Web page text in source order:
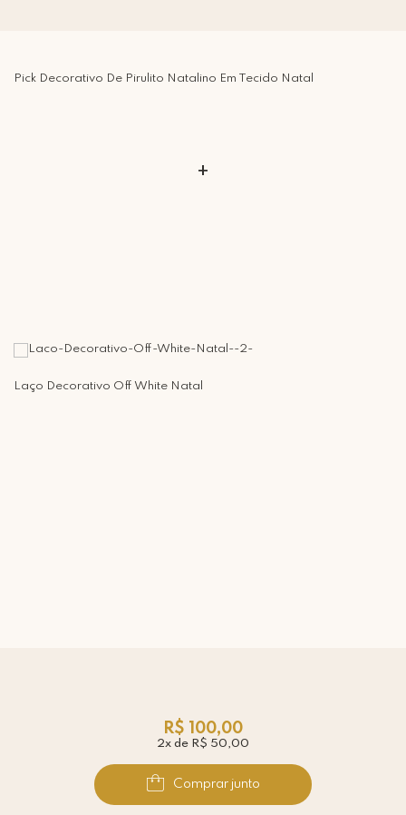
Pick Decorativo De Pirulito Natalino Em Tecido Natal
+
Laço Decorativo Off White Natal
R$ 100,00
2x de R$ 50,00
Comprar junto